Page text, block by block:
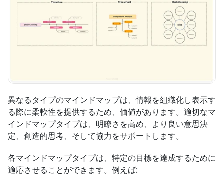
異なるタイプのマインドマップは、情報を組織化し表示す
る際に柔軟性を提供するため、価値があります。適切なマ
インドマップタイプは、明瞭さを高め、より良い意思決
定、創造的思考、そして協力をサポートします。
各マインドマップタイプは、特定の目標を達成するために
適応させることができます。例えば: